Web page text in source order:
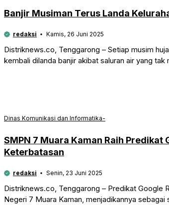
Banjir Musiman Terus Landa
redaksi Kamis, 26 Juni 2025
Distriknews.co, Tenggarong – Setiap musim
kembali dilanda banjir akibat saluran air yang
Dinas Komunikasi dan Informatika-
SMPN 7 Muara Kaman Raih
Keterbatasan
redaksi Senin, 23 Juni 2025
Distriknews.co, Tenggarong – Predikat Google
Negeri 7 Muara Kaman, menjadikannya